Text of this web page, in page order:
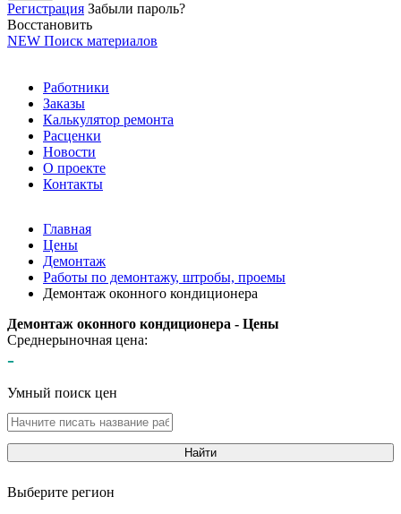
Регистрация Забыли пароль?
Восстановить
NEW Поиск материалов
Работники
Заказы
Калькулятор ремонта
Расценки
Новости
О проекте
Контакты
Главная
Цены
Демонтаж
Работы по демонтажу, штробы, проемы
Демонтаж оконного кондиционера
Демонтаж оконного кондиционера - Цены
Среднерыночная цена:
-
Умный поиск цен
Найти
Выберите регион